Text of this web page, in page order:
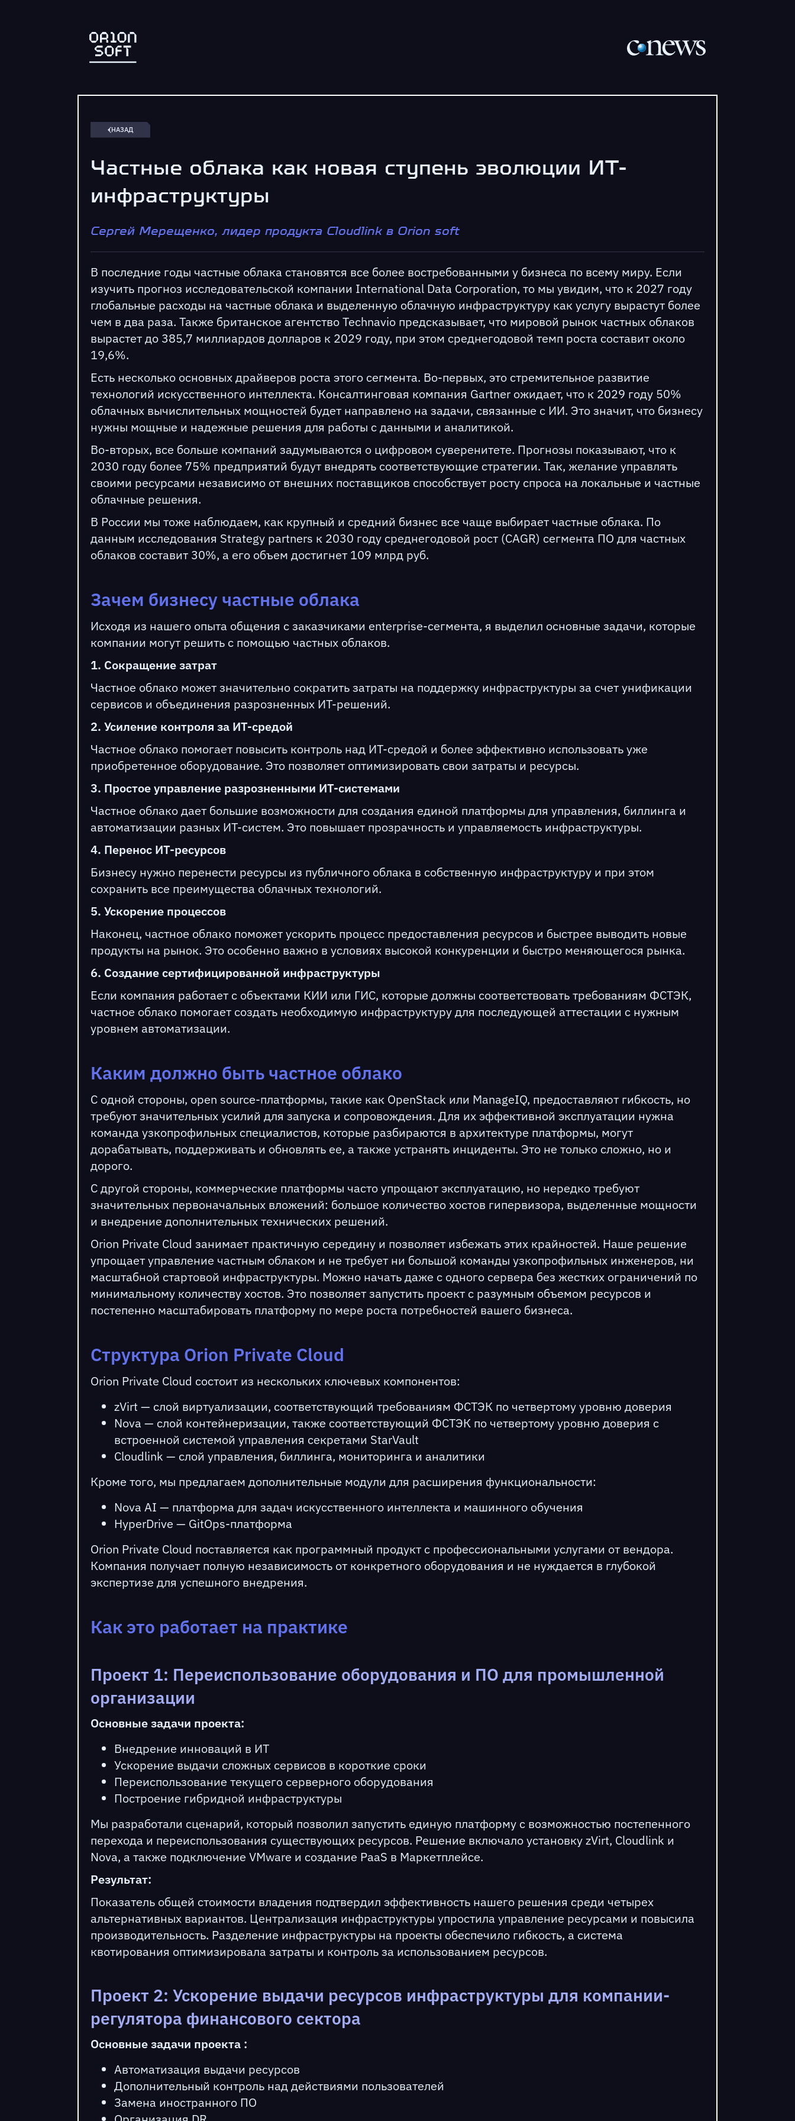
НАЗАД
Частные облака как новая ступень эволюции ИТ-
инфраструктуры
Сергей Мерещенко, лидер продукта Cloudlink в Orion soft
В последние годы частные облака становятся все более востребованными у бизнеса по всему миру. Если
изучить прогноз исследовательской компании International Data Corporation, то мы увидим, что к 2027 году
глобальные расходы на частные облака и выделенную облачную инфраструктуру как услугу вырастут более
чем в два раза. Также британское агентство Technavio предсказывает, что мировой рынок частных облаков
вырастет до 385,7 миллиардов долларов к 2029 году, при этом среднегодовой темп роста составит около
19,6%.
Есть несколько основных драйверов роста этого сегмента. Во-первых, это стремительное развитие
технологий искусственного интеллекта. Консалтинговая компания Gartner ожидает, что к 2029 году 50%
облачных вычислительных мощностей будет направлено на задачи, связанные с ИИ. Это значит, что бизнесу
нужны мощные и надежные решения для работы с данными и аналитикой.
Во-вторых, все больше компаний задумываются о цифровом суверенитете. Прогнозы показывают, что к
2030 году более 75% предприятий будут внедрять соответствующие стратегии. Так, желание управлять
своими ресурсами независимо от внешних поставщиков способствует росту спроса на локальные и частные
облачные решения.
В России мы тоже наблюдаем, как крупный и средний бизнес все чаще выбирает частные облака. По
данным исследования Strategy partners к 2030 году среднегодовой рост (CAGR) сегмента ПО для частных
облаков составит 30%, а его объем достигнет 109 млрд руб.
Зачем бизнесу частные облака
Исходя из нашего опыта общения с заказчиками enterprise-сегмента, я выделил основные задачи, которые
компании могут решить с помощью частных облаков.
1. Сокращение затрат
Частное облако может значительно сократить затраты на поддержку инфраструктуры за счет унификации
сервисов и объединения разрозненных ИТ-решений.
2. Усиление контроля за ИТ-средой
Частное облако помогает повысить контроль над ИТ-средой и более эффективно использовать уже
приобретенное оборудование. Это позволяет оптимизировать свои затраты и ресурсы.
3. Простое управление разрозненными ИТ-системами
Частное облако дает большие возможности для создания единой платформы для управления, биллинга и
автоматизации разных ИТ-систем. Это повышает прозрачность и управляемость инфраструктуры.
4. Перенос ИТ-ресурсов
Бизнесу нужно перенести ресурсы из публичного облака в собственную инфраструктуру и при этом
сохранить все преимущества облачных технологий.
5. Ускорение процессов
Наконец, частное облако поможет ускорить процесс предоставления ресурсов и быстрее выводить новые
продукты на рынок. Это особенно важно в условиях высокой конкуренции и быстро меняющегося рынка.
6. Создание сертифицированной инфраструктуры
Если компания работает с объектами КИИ или ГИС, которые должны соответствовать требованиям ФСТЭК,
частное облако помогает создать необходимую инфраструктуру для последующей аттестации с нужным
уровнем автоматизации.
Каким должно быть частное облако
С одной стороны, open source-платформы, такие как OpenStack или ManageIQ, предоставляют гибкость, но
требуют значительных усилий для запуска и сопровождения. Для их эффективной эксплуатации нужна
команда узкопрофильных специалистов, которые разбираются в архитектуре платформы, могут
дорабатывать, поддерживать и обновлять ее, а также устранять инциденты. Это не только сложно, но и
дорого.
С другой стороны, коммерческие платформы часто упрощают эксплуатацию, но нередко требуют
значительных первоначальных вложений: большое количество хостов гипервизора, выделенные мощности
и внедрение дополнительных технических решений.
Orion Private Cloud занимает практичную середину и позволяет избежать этих крайностей. Наше решение
упрощает управление частным облаком и не требует ни большой команды узкопрофильных инженеров, ни
масштабной стартовой инфраструктуры. Можно начать даже с одного сервера без жестких ограничений по
минимальному количеству хостов. Это позволяет запустить проект с разумным объемом ресурсов и
постепенно масштабировать платформу по мере роста потребностей вашего бизнеса.
Структура Orion Private Cloud
Orion Private Cloud состоит из нескольких ключевых компонентов:
zVirt — слой виртуализации, соответствующий требованиям ФСТЭК по четвертому уровню доверия
Nova — слой контейнеризации, также соответствующий ФСТЭК по четвертому уровню доверия с
встроенной системой управления секретами StarVault
Cloudlink — слой управления, биллинга, мониторинга и аналитики
Кроме того, мы предлагаем дополнительные модули для расширения функциональности:
Nova AI — платформа для задач искусственного интеллекта и машинного обучения
HyperDrive — GitOps-платформа
Orion Private Cloud поставляется как программный продукт с профессиональными услугами от вендора.
Компания получает полную независимость от конкретного оборудования и не нуждается в глубокой
экспертизе для успешного внедрения.
Как это работает на практике
Проект 1: Переиспользование оборудования и ПО для промышленной
организации
Основные задачи проекта:
Внедрение инноваций в ИТ
Ускорение выдачи сложных сервисов в короткие сроки
Переиспользование текущего серверного оборудования
Построение гибридной инфраструктуры
Мы разработали сценарий, который позволил запустить единую платформу с возможностью постепенного
перехода и переиспользования существующих ресурсов. Решение включало установку zVirt, Cloudlink и
Nova, а также подключение VMware и создание PaaS в Маркетплейсе.
Результат:
Показатель общей стоимости владения подтвердил эффективность нашего решения среди четырех
альтернативных вариантов. Централизация инфраструктуры упростила управление ресурсами и повысила
производительность. Разделение инфраструктуры на проекты обеспечило гибкость, а система
квотирования оптимизировала затраты и контроль за использованием ресурсов.
Проект 2: Ускорение выдачи ресурсов инфраструктуры для компании-
регулятора финансового сектора
Основные задачи проекта :
Автоматизация выдачи ресурсов
Дополнительный контроль над действиями пользователей
Замена иностранного ПО